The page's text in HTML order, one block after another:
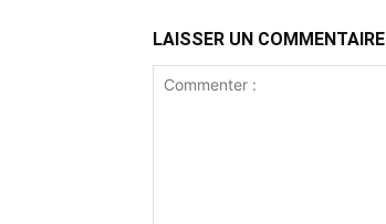
LAISSER UN COMMENTAIRE